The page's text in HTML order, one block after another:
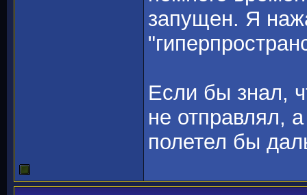
запущен. Я
Если бы знал,
не отправлял,
полетел бы